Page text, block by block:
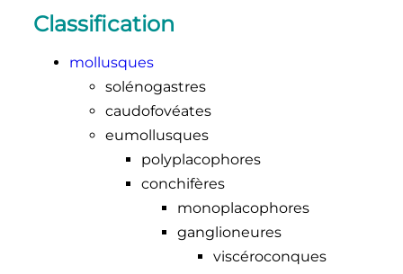
Classification
mollusques
solénogastres
caudofovéates
eumollusques
polyplacophores
conchifères
monoplacophores
ganglioneures
viscéroconques